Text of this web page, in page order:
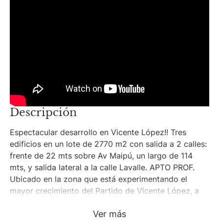
Descripción
Espectacular desarrollo en Vicente López!! Tres
edificios en un lote de 2770 m2 con salida a 2 calles:
frente de 22 mts sobre Av Maipú, un largo de 114
mts, y salida lateral a la calle Lavalle. APTO PROF.
Ubicado en la zona que está experimentando el
mayor crecimiento del Partido de Vicente López, a
cuadras de la Gral. Paz, con accesos rápidos a Av.
Ver más